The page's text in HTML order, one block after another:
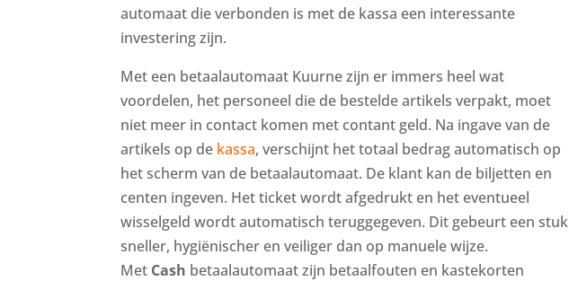
automaat die verbonden is met de kassa een interessante
investering zijn.
Met een betaalautomaat Kuurne zijn er immers heel wat
voordelen, het personeel die de bestelde artikels verpakt, moet
niet meer in contact komen met contant geld. Na ingave van de
artikels op de kassa, verschijnt het totaal bedrag automatisch op
het scherm van de betaalautomaat. De klant kan de biljetten en
centen ingeven. Het ticket wordt afgedrukt en het eventueel
wisselgeld wordt automatisch teruggegeven. Dit gebeurt een stuk
sneller, hygiënischer en veiliger dan op manuele wijze.
Met Cash betaalautomaat zijn betaalfouten en kastekorten